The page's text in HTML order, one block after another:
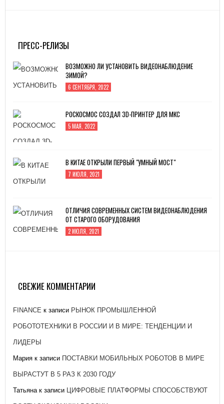
ПРЕСС-РЕЛИЗЫ
ВОЗМОЖНО ЛИ УСТАНОВИТЬ ВИДЕОНАБЛЮДЕНИЕ
ЗИМОЙ?
6 СЕНТЯБРЯ, 2022
РОСКОСМОС СОЗДАЛ 3D-ПРИНТЕР ДЛЯ МКС
5 МАЯ, 2022
В КИТАЕ ОТКРЫЛИ ПЕРВЫЙ "УМНЫЙ МОСТ"
7 ИЮЛЯ, 2021
ОТЛИЧИЯ СОВРЕМЕННЫХ СИСТЕМ ВИДЕОНАБЛЮДЕНИЯ
ОТ СТАРОГО ОБОРУДОВАНИЯ
2 ИЮЛЯ, 2021
26 ЯНВАРЯ, 2021
СВЕЖИЕ КОММЕНТАРИИ
FINANCE к записи РЫНОК ПРОМЫШЛЕННОЙ
РОБОТОТЕХНИКИ В РОССИИ И В МИРЕ: ТЕНДЕНЦИИ И
ЛИДЕРЫ
Мария к записи ПОСТАВКИ МОБИЛЬНЫХ РОБОТОВ В МИРЕ
ВЫРАСТУТ В 5 РАЗ К 2030 ГОДУ
Татьянак записи ЦИФРОВЫЕ ПЛАТФОРМЫ СПОСОБСТВУЮТ